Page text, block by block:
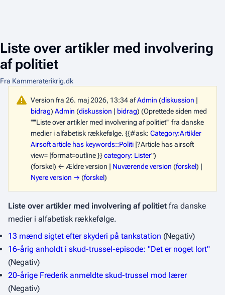
Liste over artikler med involvering
af politiet
Fra Kammeraterikrig.dk
Version fra 26. maj 2026, 13:34 afAdmin (diskussion |
bidrag) Admin (diskussion | bidrag) (Oprettede siden med
"'''Liste over artikler med involvering af politiet''' fra danske
medier i alfabetisk rækkefølge. {{#ask: Category:Artikler
Airsoft article has keywords::Politi |?Article has airsoft
view= |format=outline }}category: Lister")
(forskel) ← Ældre version | Nuværende version (forskel) |
Nyere version → (forskel)
Liste over artikler med involvering af politiet fra danske
medier i alfabetisk rækkefølge.
13 mænd sigtet efter skyderi på tankstation (Negativ)
16-årig anholdt i skud-trussel-episode: "Det er noget lort"
(Negativ)
20-årige Frederik anmeldte skud-trussel mod lærer
(Negativ)